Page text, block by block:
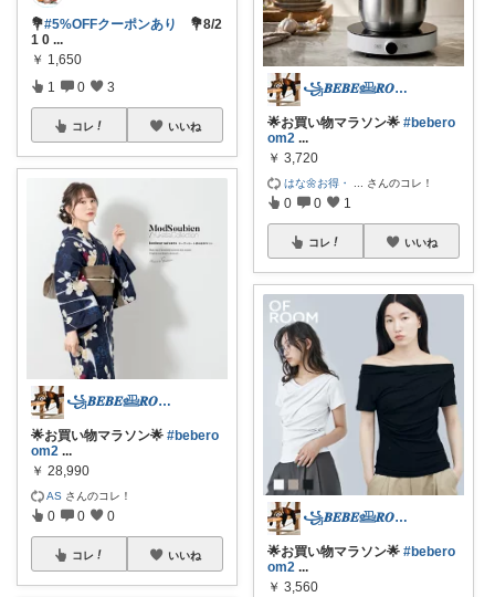
💐#5%OFFクーポンあり
💐8/2
1 0 ...
￥ 1,650
1 0 3
コレ いいね
꧁𝑩𝑬𝑩𝑬𓊝𝑹𝑶𝑶𝑴꧂
🌟お買い物マラソン🌟 #bebero
om2 ...
￥ 28,990
AS さんのコレ！
0 0 0
コレ いいね
꧁𝑩𝑬𝑩𝑬𓊝𝑹𝑶𝑶𝑴꧂
🌟お買い物マラソン🌟 #bebero
om2 ...
￥ 3,720
はな🌼お得・ さんのコレ！
0 0 1
コレ いいね
꧁𝑩𝑬𝑩𝑬𓊝𝑹𝑶𝑶𝑴꧂
🌟お買い物マラソン🌟 #bebero
om2 ...
￥ 3,560